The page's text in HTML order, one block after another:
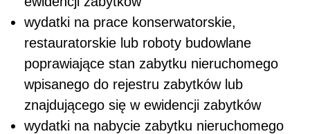
wydatki na prace konserwatorskie,
restauratorskie lub roboty budowlane
poprawiające stan zabytku nieruchomego
wpisanego do rejestru zabytków lub
znajdującego się w ewidencji zabytków
wydatki na nabycie zabytku nieruchomego